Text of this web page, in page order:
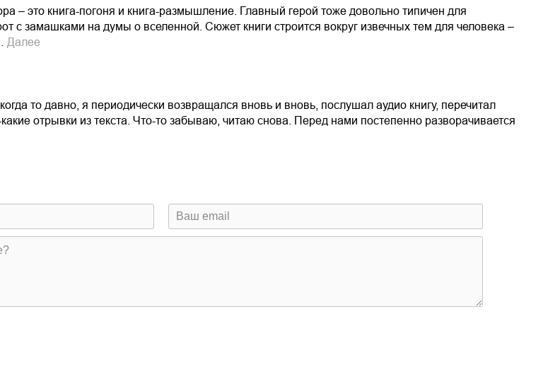
– это книга-погоня и книга-размышление. Главный герой тоже довольно типичен для
с замашками на думы о вселенной. Сюжет книги строится вокруг извечных тем для человека –
Далее
то давно, я периодически возвращался вновь и вновь, послушал аудио книгу, перечитал
отрывки из текста. Что-то забываю, читаю снова. Перед нами постепенно разворачивается